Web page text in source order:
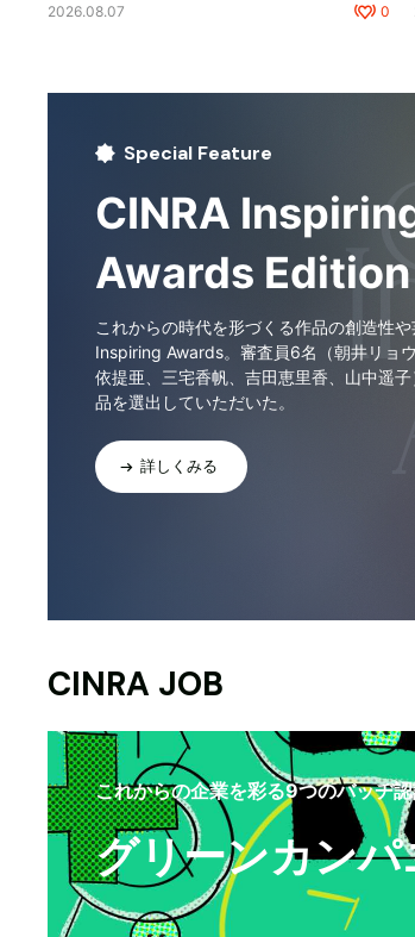
2026.08.07 0
Special Feature
CINRA
Awards
これからの時代を形づくる作品の創造性
Inspiring Awards。審査員6名（朝井リョ
依提亜、三宅香帆、吉田恵里香、山中遥
品を選出していただいた。
詳しくみる
CINRA JOB
これからの企業を彩る9つのバッヂ
グリーンカンパ